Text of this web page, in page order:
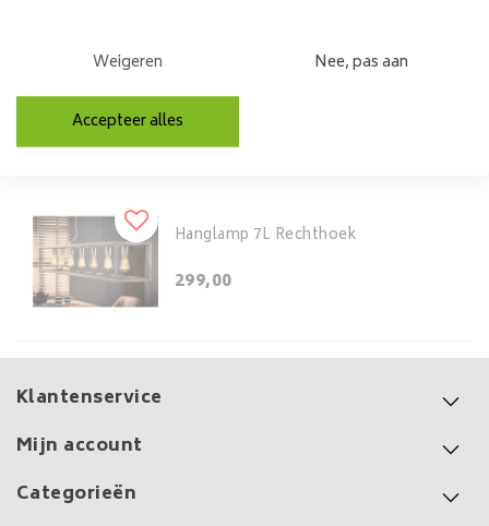
Hanglamp 7L Industrial
189,00
Hanglamp 7L Rechthoek
299,00
Klantenservice
Mijn account
Categorieën
Weigeren Nee, pas aan
Accepteer alles